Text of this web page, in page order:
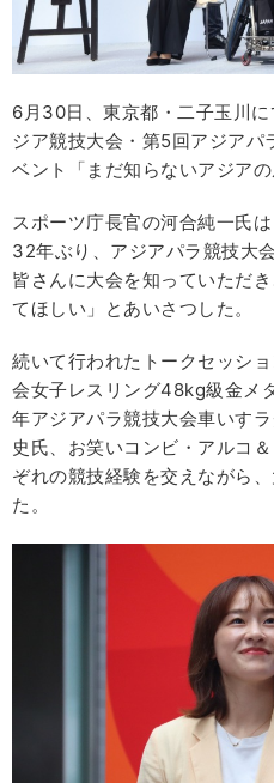
6月30日、東京都・二子玉川
ジア競技大会・第5回アジアパ
ベント「まだ知らないアジアの
スポーツ庁長官の河合純一氏
32年ぶり、アジアパラ競技大
皆さんに大会を知っていただ
てほしい」とあいさつした。
続いて行われたトークセッシ
会女子レスリング48kg級金メ
年アジアパラ競技大会車いす
史氏、お笑いコンビ・アルコ
ぞれの競技経験を交えながら
た。